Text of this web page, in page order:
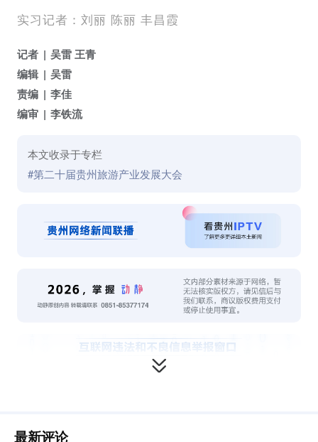
实习记者：刘丽 陈丽 丰昌霞
记者
吴雷 王青
编辑
吴雷
责编
李佳
编审
李铁流
本文收录于专栏
#第二十届贵州旅游产业发展大会
最新评论